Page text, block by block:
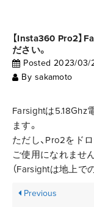
【Insta360 Pro2】
ださい。
Posted 2023/03/
By sakamoto
Farsightは5.18Ghz
ます。
ただし、Pro2をド
ご使用になれません
（Farsightは地上で
Previous